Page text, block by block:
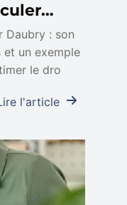
Daubry : son
et un exemple
le dro
l'article